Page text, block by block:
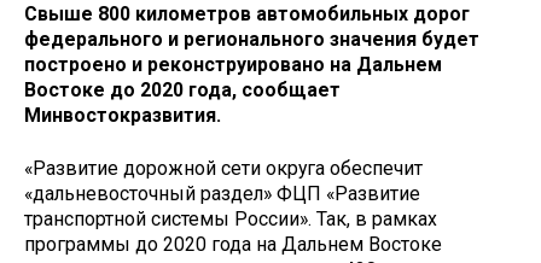
Свыше 800 километров автомобильных дорог
федерального и регионального значения будет
построено и реконструировано на Дальнем
Востоке до 2020 года, сообщает
Минвостокразвития.
«Развитие дорожной сети округа обеспечит
«дальневосточный раздел» ФЦП «Развитие
транспортной системы России». Так, в рамках
программы до 2020 года на Дальнем Востоке